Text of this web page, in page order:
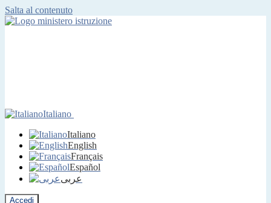
Salta al contenuto
Italiano
Italiano
English
Français
Español
عربى
Accedi